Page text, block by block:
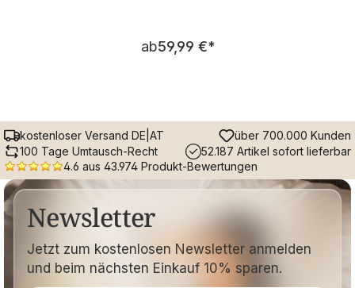
Regulärer Preis:
ab59,99 €*
kostenloser Versand DE|AT
über 700.000 Kunden
100 Tage Umtausch-Recht
52.187 Artikel sofort lieferbar
4.6 aus 43.974 Produkt-Bewertungen
Newsletter
Jetzt zum kostenlosen Newsletter anmelden
und beim nächsten Einkauf 10% sparen.